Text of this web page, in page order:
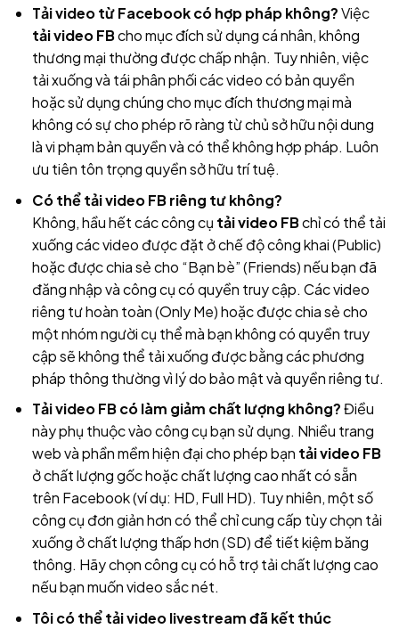
Tải video từ Facebook có hợp pháp không?Việc
tải video FBcho mục đích sử dụng cá nhân, không
thương mại thường được chấp nhận. Tuy nhiên, việc
tải xuống và tái phân phối các video có bản quyền
hoặc sử dụng chúng cho mục đích thương mại mà
không có sự cho phép rõ ràng từ chủ sở hữu nội dung
là vi phạm bản quyền và có thể không hợp pháp. Luôn
ưu tiên tôn trọng quyền sở hữu trí tuệ.
Có thể tải video FB riêng tư không?
Không, hầu hết các công cụ tải video FBchỉ có thể tải
xuống các video được đặt ở chế độ công khai (Public)
hoặc được chia sẻ cho “Bạn bè” (Friends) nếu bạn đã
đăng nhập và công cụ có quyền truy cập. Các video
riêng tư hoàn toàn (Only Me) hoặc được chia sẻ cho
một nhóm người cụ thể mà bạn không có quyền truy
cập sẽ không thể tải xuống được bằng các phương
pháp thông thường vì lý do bảo mật và quyền riêng tư.
Tải video FB có làm giảm chất lượng không?Điều
này phụ thuộc vào công cụ bạn sử dụng. Nhiều trang
web và phần mềm hiện đại cho phép bạn tải video FB
ở chất lượng gốc hoặc chất lượng cao nhất có sẵn
trên Facebook (ví dụ: HD, Full HD). Tuy nhiên, một số
công cụ đơn giản hơn có thể chỉ cung cấp tùy chọn tải
xuống ở chất lượng thấp hơn (SD) để tiết kiệm băng
thông. Hãy chọn công cụ có hỗ trợ tải chất lượng cao
nếu bạn muốn video sắc nét.
Tôi có thể tải video livestream đã kết thúc